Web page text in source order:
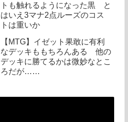
トも触れるようになった黒 と
はいえ3マナ2点ルーズのコス
トは重いか
【MTG】イゼット果敢に有利
なデッキももちろんある 他の
デッキに勝てるかは微妙なとこ
ろだが……